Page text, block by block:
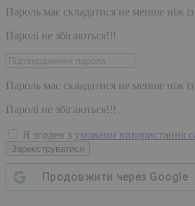
Пароль має складатися не менше ніж
Паролі не збігаються!!!
Пароль має складатися не менше ніж
Паролі не збігаються!!!
Я згоден з умовами використання
Зареєструватися
Продовжити через Google